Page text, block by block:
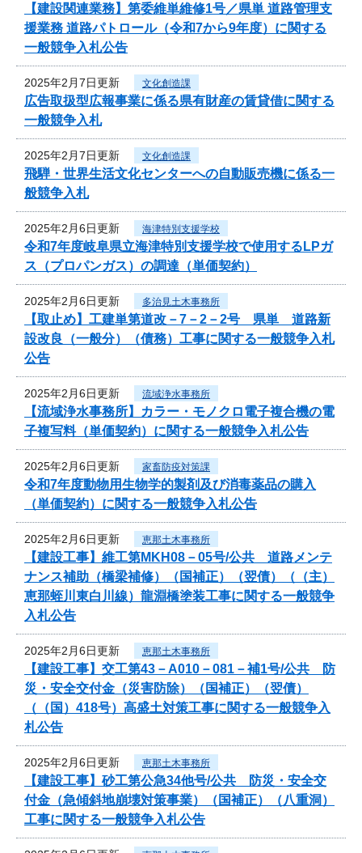
【建設関連業務】第委維単維修1号／県単 道路管理支
援業務 道路パトロール（令和7から9年度）に関する
一般競争入札公告
2025年2月7日更新 文化創造課
広告取扱型広報事業に係る県有財産の賃貸借に関する
一般競争入札
2025年2月7日更新 文化創造課
飛騨・世界生活文化センターへの自動販売機に係る一
般競争入札
2025年2月6日更新 海津特別支援学校
令和7年度岐阜県立海津特別支援学校で使用するLPガ
ス（プロパンガス）の調達（単価契約）
2025年2月6日更新 多治見土木事務所
【取止め】工建単第道改－7－2－2号 県単 道路新
設改良（一般分）（債務）工事に関する一般競争入札
公告
2025年2月6日更新 流域浄水事務所
【流域浄水事務所】カラー・モノクロ電子複合機の電
子複写料（単価契約）に関する一般競争入札公告
2025年2月6日更新 家畜防疫対策課
令和7年度動物用生物学的製剤及び消毒薬品の購入
（単価契約）に関する一般競争入札公告
2025年2月6日更新 恵那土木事務所
【建設工事】維工第MKH08－05号/公共 道路メンテ
ナンス補助（橋梁補修）（国補正）（翌債）（（主）
恵那蛭川東白川線）龍淵橋塗装工事に関する一般競争
入札公告
2025年2月6日更新 恵那土木事務所
【建設工事】交工第43－A010－081－補1号/公共 防
災・安全交付金（災害防除）（国補正）（翌債）
（（国）418号）高盛土対策工事に関する一般競争入
札公告
2025年2月6日更新 恵那土木事務所
【建設工事】砂工第公急34他号/公共 防災・安全交
付金（急傾斜地崩壊対策事業）（国補正）（八重洞）
工事に関する一般競争入札公告